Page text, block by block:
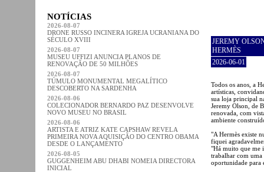
NOTÍCIAS
2026-08-07
DRONE RUSSO INCINERA IGREJA UCRANIANA DO
SÉCULO XVIII
2026-08-07
MUSEU UFFIZI ANUNCIA PLANOS DE
RENOVAÇÃO DE 50 MILHÕES
2026-08-07
TÚMULO MONUMENTAL MEGALÍTICO
DESCOBERTO NA SARDENHA
2026-08-06
COLECIONADOR BERNARDO PAZ DESENVOLVE
NOVO MUSEU NO BRASIL
2026-08-06
ARTISTA E ATRIZ KATE CAPSHAW REVELA
PRIMEIRA NOVA AQUISIÇÃO DO CENTRO OBAMA
DESDE O LANÇAMENTO
2026-08-05
GUGGENHEIM ABU DHABI NOMEIA DIRECTORA
INICIAL
JEREMY
HERMÈS
2026-06-01
Todos os anos, a
artísticas,
sua loja principal
Jeremy Olson, de
renovada, com
ambiente
"A Hermès existe
fiquei
"Há muito que me
trabalhar com uma
oportunidade para